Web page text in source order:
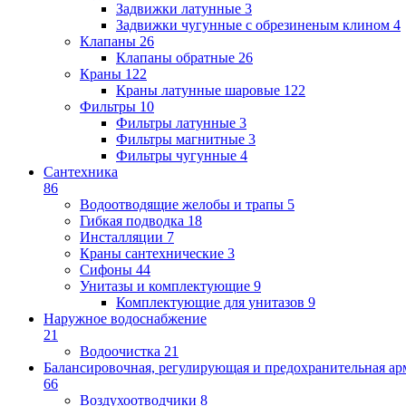
Задвижки латунные 3
Задвижки чугунные с обрезиненым клином 4
Клапаны 26
Клапаны обратные 26
Краны 122
Краны латунные шаровые 122
Фильтры 10
Фильтры латунные 3
Фильтры магнитные 3
Фильтры чугунные 4
Сантехника
86
Водоотводящие желобы и трапы 5
Гибкая подводка 18
Инсталляции 7
Краны сантехнические 3
Сифоны 44
Унитазы и комплектующие 9
Комплектующие для унитазов 9
Наружное водоснабжение
21
Водоочистка 21
Балансировочная, регулирующая и предохранительная
66
Воздухоотводчики 8